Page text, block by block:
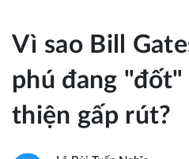
Vì sao Bill
phú đang
thiện gấp rút?